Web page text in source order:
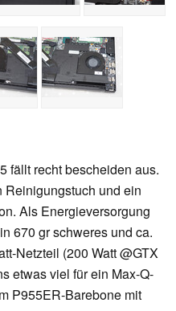
fällt recht bescheiden aus.
Reinigungstuch und ein
Als Energieversorgung
670 gr schweres und ca.
Netzteil (200 Watt @GTX
etwas viel für ein Max-Q-
P955ER-Barebone mit